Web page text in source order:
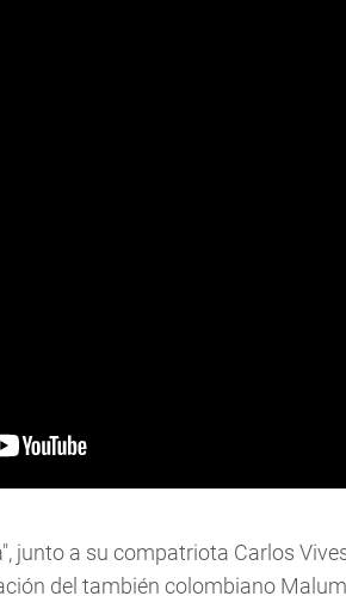
junto a su compatriota Carlos
del también colombiano